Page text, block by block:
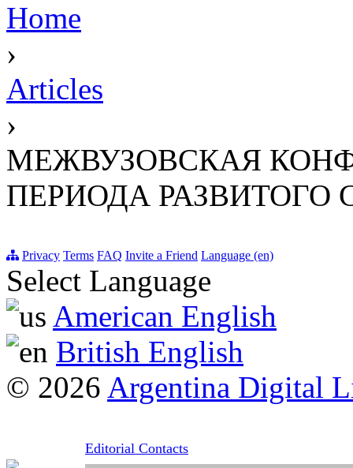
Home
›
Articles
›
МЕЖВУЗОВСКАЯ
ПЕРИОДА
Privacy Terms FAQ Invite a Friend Language (en)
Select Language
American English
British English
© 2026 Argentina Digital
Editorial Contacts